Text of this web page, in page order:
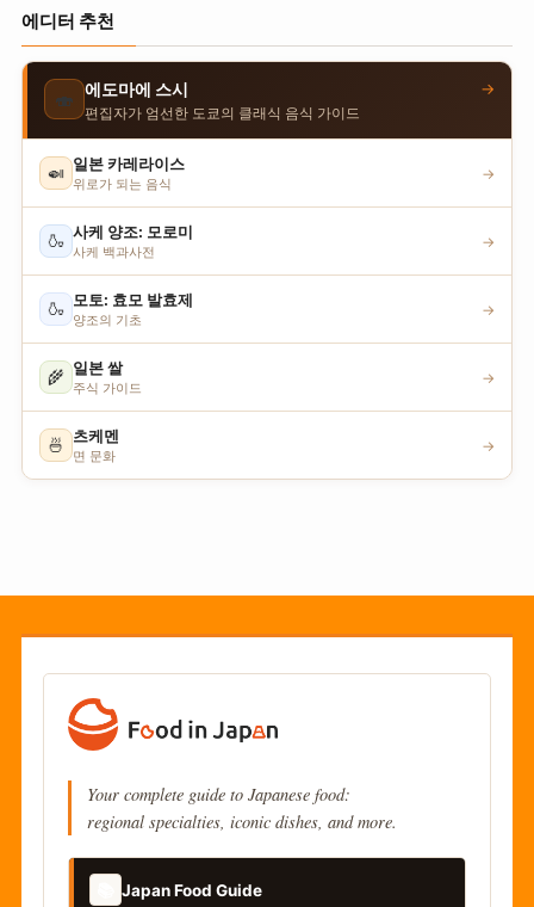
에디터 추천
🍣 에도마에 스시
편집자가 엄선한 도쿄의 클래식 음식 가이드
→
🍛 일본 카레라이스
위로가 되는 음식
→
🍶 사케 양조: 모로미
사케 백과사전
→
🍶 모토: 효모 발효제
양조의 기초
→
🌾 일본 쌀
주식 가이드
→
🍜 츠케멘
면 문화
→
Your complete guide to Japanese food:
regional specialties, iconic dishes, and more.
Japan Food Guide